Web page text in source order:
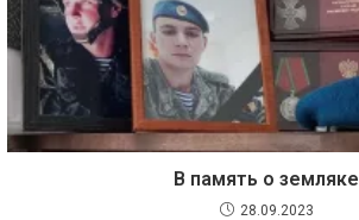
В память о земляке
28.09.2023